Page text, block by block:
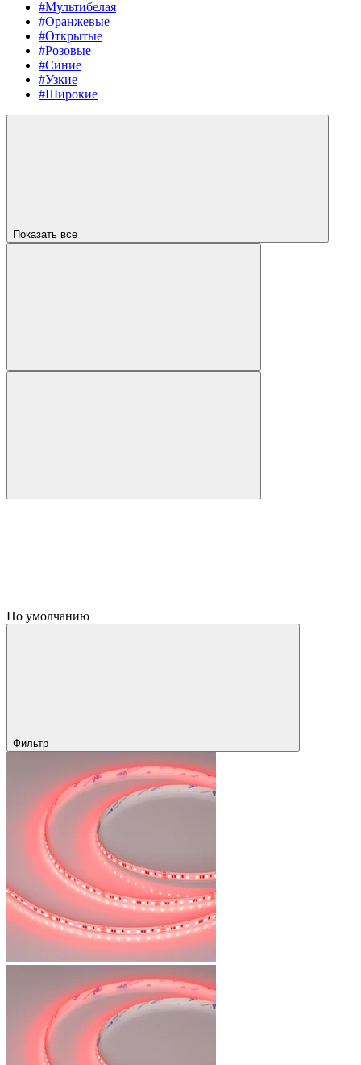
#Мультибелая
#Оранжевые
#Открытые
#Розовые
#Синие
#Узкие
#Широкие
Показать все
По умолчанию
Фильтр